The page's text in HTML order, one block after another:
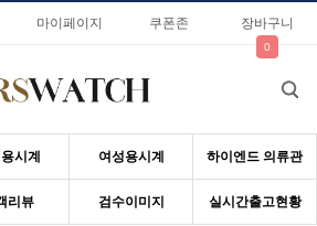
마이페이지 쿠폰존 장바구니
0
시계 여성용시계 하이엔드 의류관
리뷰 검수이미지 실시간출고현황